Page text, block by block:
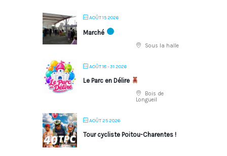
AOÛT 15 2026
Marché
Sous la halle
AOÛT 18 - 31 2026
Le Parc en Délire
Bois de
Longueil
AOÛT 25 2026
Tour cycliste Poitou-Charentes !